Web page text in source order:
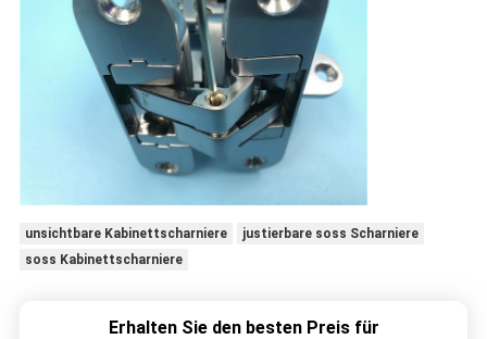
unsichtbare Kabinettscharniere
justierbare soss Scharniere
soss Kabinettscharniere
Erhalten Sie den besten Preis für